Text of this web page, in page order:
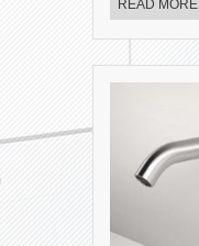
READ MORE